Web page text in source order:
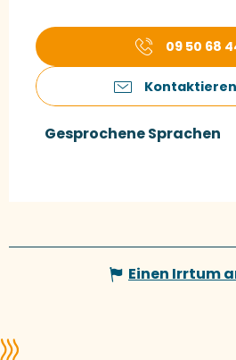
09 50 68
Kontaktieren
Gesprochene Sprachen
Gesprochene Sprachen
Einen Irrtum